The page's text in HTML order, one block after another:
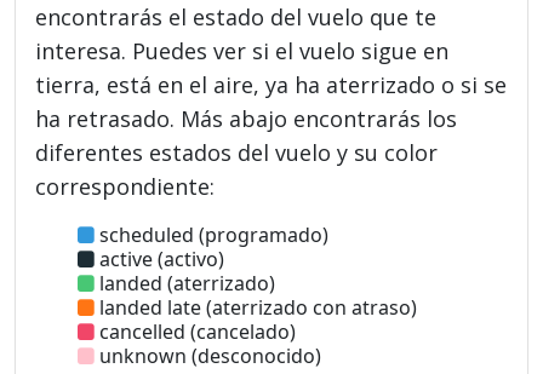
encontrarás el estado del vuelo que te
interesa. Puedes ver si el vuelo sigue en
tierra, está en el aire, ya ha aterrizado o si se
ha retrasado. Más abajo encontrarás los
diferentes estados del vuelo y su color
correspondiente:
scheduled (programado)
active (activo)
landed (aterrizado)
landed late (aterrizado con atraso)
cancelled (cancelado)
unknown (desconocido)